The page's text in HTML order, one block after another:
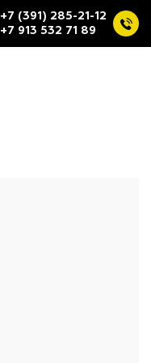
+7 (391) 285-21-12
+7 913 532 71 89